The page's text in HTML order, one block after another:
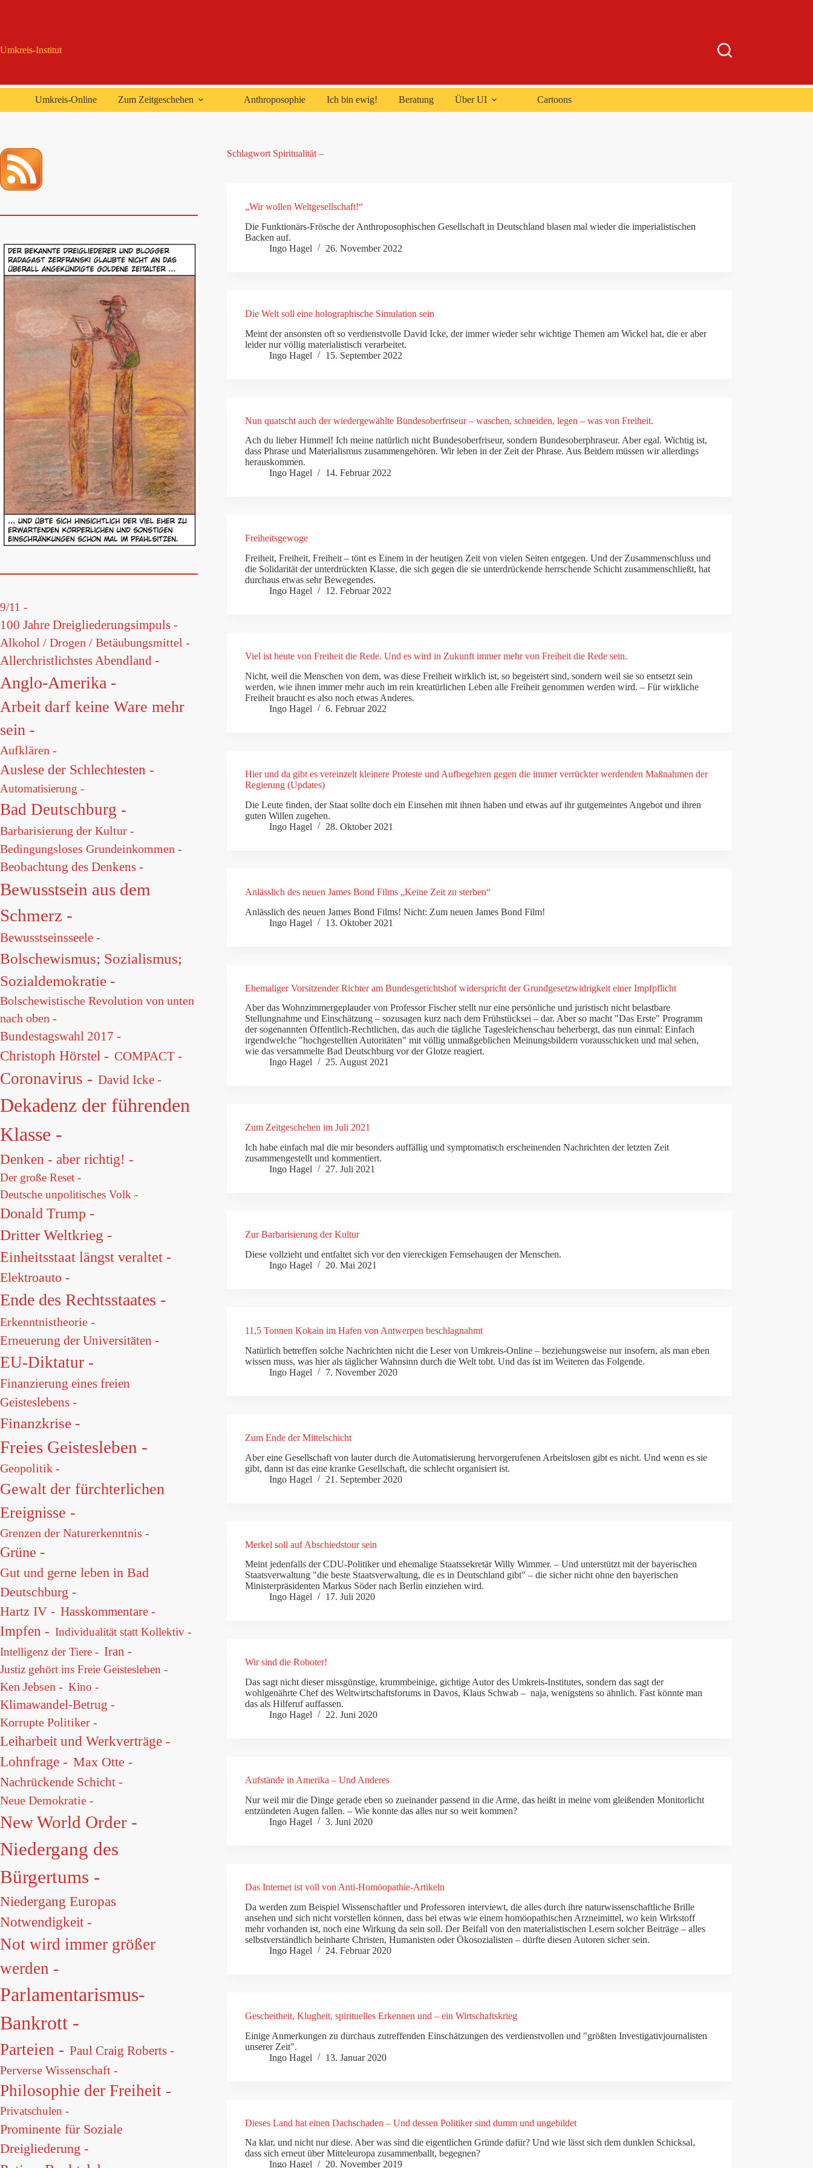
Umkreis-Institut
Umkreis-Online Zum Zeitgeschehen Anthroposophie Ich bin ewig! Beratung Über UI Cartoons
SchlagwortSpiritualität –
„Wir wollen Weltgesellschaft!“
Die Funktionärs-Frösche der Anthroposophischen Gesellschaft in Deutschland blasen mal wieder die imperialistischen
Backen auf.
Ingo Hagel
26. November 2022
Die Welt soll eine holographische Simulation sein
Meint der ansonsten oft so verdienstvolle David Icke, der immer wieder sehr wichtige Themen am Wickel hat, die er aber
leider nur völlig materialistisch verarbeitet.
Ingo Hagel
15. September 2022
Nun quatscht auch der wiedergewählte Bundesoberfriseur – waschen, schneiden, legen – was von Freiheit.
Ach du lieber Himmel! Ich meine natürlich nicht Bundesoberfriseur, sondern Bundesoberphraseur. Aber egal. Wichtig ist,
dass Phrase und Materialismus zusammengehören. Wir leben in der Zeit der Phrase. Aus Beidem müssen wir allerdings
herauskommen.
Ingo Hagel
14. Februar 2022
Freiheitsgewoge
Freiheit, Freiheit, Freiheit – tönt es Einem in der heutigen Zeit von vielen Seiten entgegen. Und der Zusammenschluss und
die Solidarität der unterdrückten Klasse, die sich gegen die sie unterdrückende herrschende Schicht zusammenschließt, hat
durchaus etwas sehr Bewegendes.
Ingo Hagel
12. Februar 2022
Viel ist heute von Freiheit die Rede. Und es wird in Zukunft immer mehr von Freiheit die Rede sein.
Nicht, weil die Menschen von dem, was diese Freiheit wirklich ist, so begeistert sind, sondern weil sie so entsetzt sein
werden, wie ihnen immer mehr auch im rein kreatürlichen Leben alle Freiheit genommen werden wird. – Für wirkliche
Freiheit braucht es also noch etwas Anderes.
Ingo Hagel
6. Februar 2022
Hier und da gibt es vereinzelt kleinere Proteste und Aufbegehren gegen die immer verrückter werdenden Maßnahmen der
Regierung (Updates)
Die Leute finden, der Staat sollte doch ein Einsehen mit ihnen haben und etwas auf ihr gutgemeintes Angebot und ihren
guten Willen zugehen.
Ingo Hagel
28. Oktober 2021
Anlässlich des neuen James Bond Films „Keine Zeit zu sterben“
Anlässlich des neuen James Bond Films! Nicht: Zum neuen James Bond Film!
Ingo Hagel
13. Oktober 2021
Ehemaliger Vorsitzender Richter am Bundesgerichtshof widerspricht der Grundgesetzwidrigkeit einer Impfpflicht
Aber das Wohnzimmergeplauder von Professor Fischer stellt nur eine persönliche und juristisch nicht belastbare
Stellungnahme und Einschätzung – sozusagen kurz nach dem Frühstücksei – dar. Aber so macht "Das Erste" Programm
der sogenannten Öffentlich-Rechtlichen, das auch die tägliche Tagesleichenschau beherbergt, das nun einmal: Einfach
irgendwelche "hochgestellten Autoritäten" mit völlig unmaßgeblichen Meinungsbildern vorausschicken und mal sehen,
wie das versammelte Bad Deutschburg vor der Glotze reagiert.
Ingo Hagel
25. August 2021
Zum Zeitgeschehen im Juli 2021
Ich habe einfach mal die mir besonders auffällig und symptomatisch erscheinenden Nachrichten der letzten Zeit
zusammengestellt und kommentiert.
Ingo Hagel
27. Juli 2021
Zur Barbarisierung der Kultur
Diese vollzieht und entfaltet sich vor den viereckigen Fernsehaugen der Menschen.
Ingo Hagel
20. Mai 2021
11,5 Tonnen Kokain im Hafen von Antwerpen beschlagnahmt
Natürlich betreffen solche Nachrichten nicht die Leser von Umkreis-Online – beziehungsweise nur insofern, als man eben
wissen muss, was hier als täglicher Wahnsinn durch die Welt tobt. Und das ist im Weiteren das Folgende.
Ingo Hagel
7. November 2020
Zum Ende der Mittelschicht
Aber eine Gesellschaft von lauter durch die Automatisierung hervorgerufenen Arbeitslosen gibt es nicht. Und wenn es sie
gibt, dann ist das eine kranke Gesellschaft, die schlecht organisiert ist.
Ingo Hagel
21. September 2020
Merkel soll auf Abschiedstour sein
Meint jedenfalls der CDU-Politiker und ehemalige Staatssekretär Willy Wimmer. – Und unterstützt mit der bayerischen
Staatsverwaltung "die beste Staatsverwaltung, die es in Deutschland gibt" – die sicher nicht ohne den bayerischen
Ministerpräsidenten Markus Söder nach Berlin einziehen wird.
Ingo Hagel
17. Juli 2020
Wir sind die Roboter!
Das sagt nicht dieser missgünstige, krummbeinige, gichtige Autor des Umkreis-Institutes, sondern das sagt der
wohlgenährte Chef des Weltwirtschaftsforums in Davos, Klaus Schwab – naja, wenigstens so ähnlich. Fast könnte man
das als Hilferuf auffassen.
Ingo Hagel
22. Juni 2020
Aufstände in Amerika – Und Anderes
Nur weil mir die Dinge gerade eben so zueinander passend in die Arme, das heißt in meine vom gleißenden Monitorlicht
entzündeten Augen fallen. – Wie konnte das alles nur so weit kommen?
Ingo Hagel
3. Juni 2020
Das Internet ist voll von Anti-Homöopathie-Artikeln
Da werden zum Beispiel Wissenschaftler und Professoren interviewt, die alles durch ihre naturwissenschaftliche Brille
ansehen und sich nicht vorstellen können, dass bei etwas wie einem homöopathischen Arzneimittel, wo kein Wirkstoff
mehr vorhanden ist, noch eine Wirkung da sein soll. Der Beifall von den materialistischen Lesern solcher Beiträge – alles
selbstverständlich beinharte Christen, Humanisten oder Ökosozialisten – dürfte diesen Autoren sicher sein.
Ingo Hagel
24. Februar 2020
Gescheitheit, Klugheit, spirituelles Erkennen und – ein Wirtschaftskrieg
Einige Anmerkungen zu durchaus zutreffenden Einschätzungen des verdienstvollen und "größten Investigativjournalisten
unserer Zeit".
Ingo Hagel
13. Januar 2020
Dieses Land hat einen Dachschaden – Und dessen Politiker sind dumm und ungebildet
Na klar, und nicht nur diese. Aber was sind die eigentlichen Gründe dafür? Und wie lässt sich dem dunklen Schicksal,
dass sich erneut über Mitteleuropa zusammenballt, begegnen?
Ingo Hagel
20. November 2019
9/11 -
100 Jahre Dreigliederungsimpuls -
Alkohol / Drogen / Betäubungsmittel -
Allerchristlichstes Abendland -
Anglo-Amerika -
Arbeit darf keine Ware mehr
sein -
Aufklären -
Auslese der Schlechtesten -
Automatisierung -
Bad Deutschburg -
Barbarisierung der Kultur -
Bedingungsloses Grundeinkommen -
Beobachtung des Denkens -
Bewusstsein aus dem
Schmerz -
Bewusstseinsseele -
Bolschewismus; Sozialismus;
Sozialdemokratie -
Bolschewistische Revolution von unten
nach oben -
Bundestagswahl 2017 -
Christoph Hörstel - COMPACT -
Coronavirus - David Icke -
Dekadenz der führenden
Klasse -
Denken - aber richtig! -
Der große Reset -
Deutsche unpolitisches Volk -
Donald Trump -
Dritter Weltkrieg -
Einheitsstaat längst veraltet -
Elektroauto -
Ende des Rechtsstaates -
Erkenntnistheorie -
Erneuerung der Universitäten -
EU-Diktatur -
Finanzierung eines freien
Geisteslebens -
Finanzkrise -
Freies Geistesleben -
Geopolitik -
Gewalt der fürchterlichen
Ereignisse -
Grenzen der Naturerkenntnis -
Grüne -
Gut und gerne leben in Bad
Deutschburg -
Hartz IV - Hasskommentare -
Impfen - Individualität statt Kollektiv -
Intelligenz der Tiere - Iran -
Justiz gehört ins Freie Geistesleben -
Ken Jebsen - Kino -
Klimawandel-Betrug -
Korrupte Politiker -
Leiharbeit und Werkverträge -
Lohnfrage - Max Otte -
Nachrückende Schicht -
Neue Demokratie -
New World Order -
Niedergang des
Bürgertums -
Niedergang Europas
Notwendigkeit -
Not wird immer größer
werden -
Parlamentarismus-
Bankrott -
Parteien - Paul Craig Roberts -
Perverse Wissenschaft -
Philosophie der Freiheit -
Privatschulen -
Prominente für Soziale
Dreigliederung -